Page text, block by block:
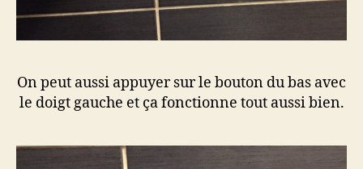
On peut aussi appuyer sur le bouton du bas avec
le doigt gauche et ça fonctionne tout aussi bien.